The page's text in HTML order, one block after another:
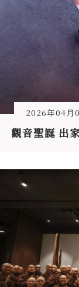
2026年04月
觀音聖誕 出